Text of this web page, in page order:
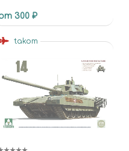
300 ₽
takom